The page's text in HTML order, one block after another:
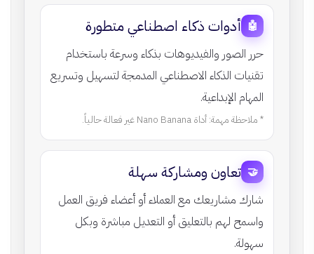
🤖 أدوات ذكاء اصطناعي متطورة
حرر الصور والفيديوهات بذكاء وسرعة باستخدام
تقنيات الذكاء الاصطناعي المدمجة لتسهيل وتسريع
المهام الإبداعية.
* ملاحظة مهمة: أداة Nano Banana غير فعالة حالياً.
🤝 تعاون ومشاركة سهلة
شارك مشاريعك مع العملاء أو أعضاء فريق العمل
واسمح لهم بالتعليق أو التعديل مباشرة وبكل
سهولة.